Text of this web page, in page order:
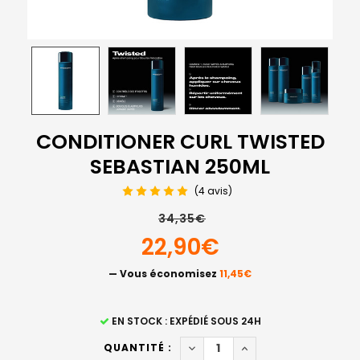
CONDITIONER CURL TWISTED
SEBASTIAN 250ML
(4 avis)
34,35€
22,90€
— Vous économisez 11,45€
EN STOCK : EXPÉDIÉ SOUS 24H
QUANTITÉ :
DIMINUER LA QUANTITÉ DE
AUGMENTER LA